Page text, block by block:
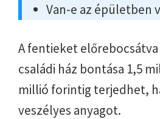
Van-e az épületben
A fentieket előrebocsátva
családi ház bontása 1,5
millió forintig terjedhet,
veszélyes anyagot.